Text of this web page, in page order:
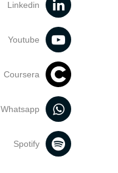
Linkedin
Youtube
Coursera
Whatsapp
Spotify